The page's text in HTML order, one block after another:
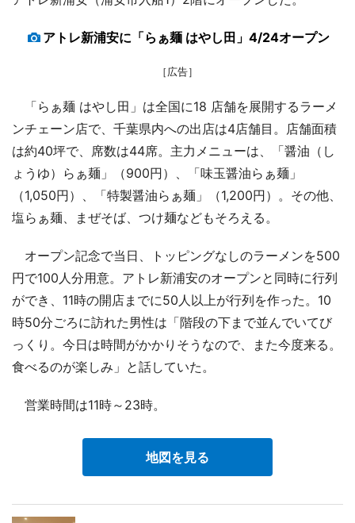
アトレ新浦安に「らぁ麺 はやし田」4/24オープン
［広告］
「らぁ麺 はやし田」は全国に18 店舗を展開するラーメ
ンチェーン店で、千葉県内への出店は4店舗目。店舗面積
は約40坪で、席数は44席。主力メニューは、「醤油（し
ょうゆ）らぁ麺」（900円）、「味玉醤油らぁ麺」
（1,050円）、「特製醤油らぁ麺」（1,200円）。その他、
塩らぁ麺、まぜそば、つけ麺などもそろえる。
オープン記念で当日、トッピングなしのラーメンを500
円で100人分用意。アトレ新浦安のオープンと同時に行列
ができ、11時の開店までに50人以上が行列を作った。10
時50分ごろに訪れた男性は「階段の下まで並んでいてび
っくり。今日は時間がかかりそうなので、また今度来る。
食べるのが楽しみ」と話していた。
営業時間は11時～23時。
地図を見る